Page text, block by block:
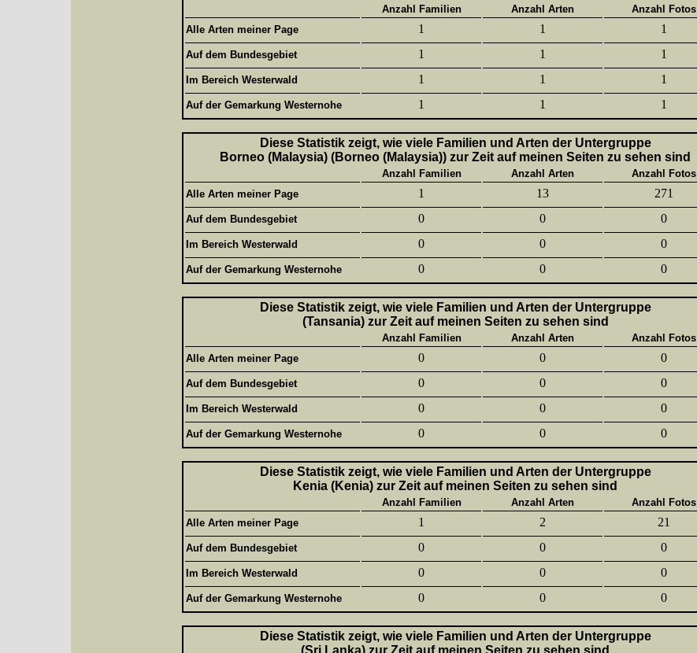
Anzahl Familien Anzahl Arten
Anzahl Fotos
Alle Arten meiner Page
1 1 1
Auf dem Bundesgebiet 1 1 1
Im Bereich Westerwald 1 1 1
Auf der Gemarkung Westernohe 1 1 1
Diese Statistik zeigt, wie viele Familien und Arten der Untergruppe
Borneo (Malaysia) (Borneo (Malaysia)) zur Zeit auf meinen Seiten zu sehen sind
Anzahl Familien Anzahl Arten
Anzahl Fotos
Alle Arten meiner Page
1 13 271
Auf dem Bundesgebiet 0 0 0
Im Bereich Westerwald 0 0 0
Auf der Gemarkung Westernohe 0 0 0
Diese Statistik zeigt, wie viele Familien und Arten der Untergruppe
(Tansania) zur Zeit auf meinen Seiten zu sehen sind
Anzahl Familien Anzahl Arten
Anzahl Fotos
Alle Arten meiner Page
0 0 0
Auf dem Bundesgebiet 0 0 0
Im Bereich Westerwald 0 0 0
Auf der Gemarkung Westernohe 0 0 0
Diese Statistik zeigt, wie viele Familien und Arten der Untergruppe
Kenia (Kenia) zur Zeit auf meinen Seiten zu sehen sind
Anzahl Familien Anzahl Arten
Anzahl Fotos
Alle Arten meiner Page
1 2 21
Auf dem Bundesgebiet 0 0 0
Im Bereich Westerwald 0 0 0
Auf der Gemarkung Westernohe 0 0 0
Diese Statistik zeigt, wie viele Familien und Arten der Untergruppe
(Sri Lanka) zur Zeit auf meinen Seiten zu sehen sind